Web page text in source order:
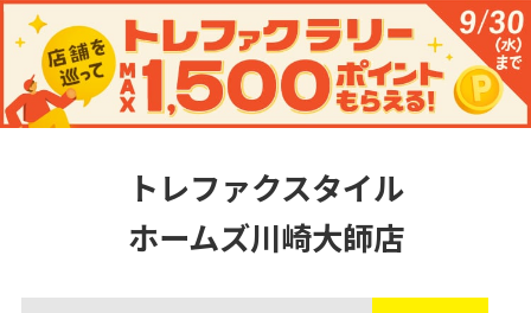
トレファクスタイル
ホームズ川崎大師店